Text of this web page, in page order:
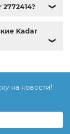
❯
Kadar
❯
на новости!